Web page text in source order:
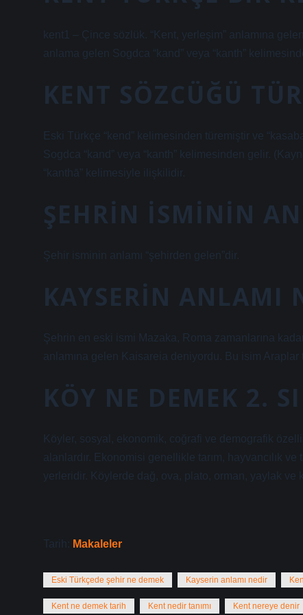
kent1 – Çince sözlük. “Kent, yerleşim” anlamına
anlama gelen Sogdca “kand” veya “kanth”
KENT SÖZCÜĞÜ
Eski Türkçe “kend” kelimesinden türemiştir ve
Sogdca “kand” veya “kanth” kelimesinden gelir.
“kanthā” kelimesiyle ilişkilidir.
ŞEHRIN ISMININ
Şehir isminin anlamı “şehirden gelen”dir.
KAYSERIN ANLAMI
Şehrin en eski ismi Mazaka, Roma zamanlarına
anlamına gelen Kaisareia deniyordu. Bu isim Araplar
KÖY NE DEMEK 2.
Köyler, sosyal, ekonomik, coğrafi ve demografik
alanlardır. Ekonomisi genellikle tarım, hayvancılık
yerleridir. Köylerde dağ, ova, plato, orman, yaylak ve
Tarih: Makaleler
Eski Türkçede şehir ne demek Kayserin anlamı nedir
Kent ne demek tarih Kent nedir tanımı Kent nereye denir